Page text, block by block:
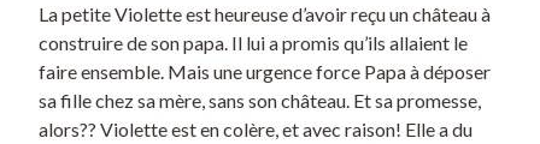
La petite Violette est heureuse d’avoir reçu un château à
construire de son papa. Il lui a promis qu’ils allaient le
faire ensemble. Mais une urgence force Papa à déposer
sa fille chez sa mère, sans son château. Et sa promesse,
alors?? Violette est en colère, et avec raison! Elle a du